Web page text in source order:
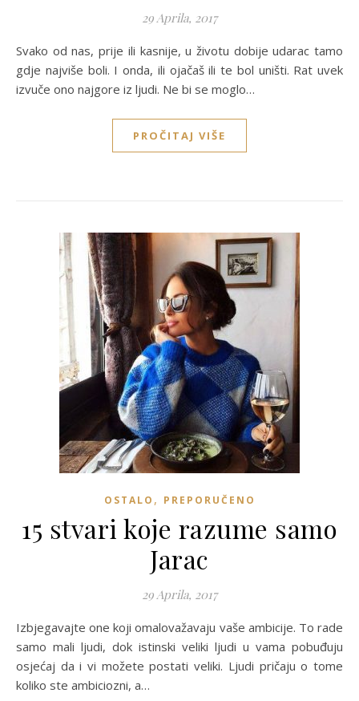
29 Aprila, 2017
Svako od nas, prije ili kasnije, u životu dobije udarac tamo
gdje najviše boli. I onda, ili ojačaš ili te bol uništi. Rat uvek
izvuče ono najgore iz ljudi. Ne bi se moglo…
PROČITAJ VIŠE
OSTALO , PREPORUČENO
15 stvari koje razume samo
Jarac
29 Aprila, 2017
Izbjegavajte one koji omalovažavaju vaše ambicije. To rade
samo mali ljudi, dok istinski veliki ljudi u vama pobuđuju
osjećaj da i vi možete postati veliki. Ljudi pričaju o tome
koliko ste ambiciozni, a…